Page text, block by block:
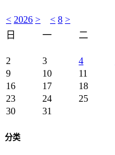
< 2026 > < 8 >
日
一 二
2
3 4
9
10 11
16
17 18
23
24 25
30
31
分类